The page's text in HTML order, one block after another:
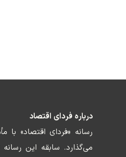
درباره فردای اقتصاد
رسانه «فردای اقتصاد»